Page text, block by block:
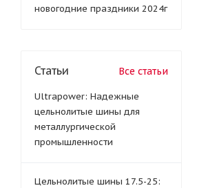
новогодние праздники 2024г
Статьи Все статьи
Ultrapower: Надежные
цельнолитые шины для
металлургической
промышленности
Цельнолитые шины 17.5-25: